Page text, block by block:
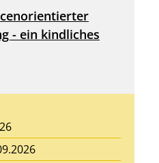
- ein kindliches